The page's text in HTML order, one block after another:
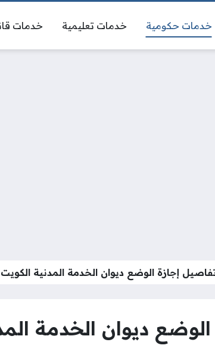
خدمات حكومية خدمات تعليمية خدمات
إجازة الوضع ديوان الخدمة المدنية الكويت
ديوان الخدمة